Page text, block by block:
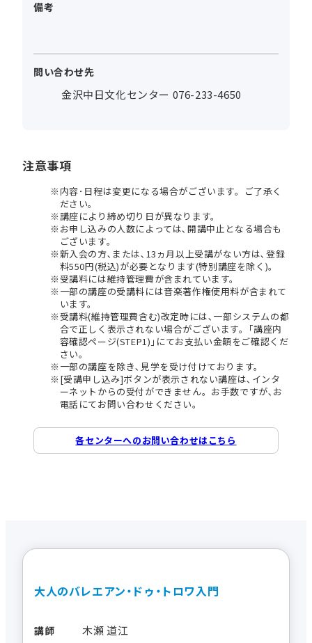
備考
問い合わせ先
金沢中日文化センター 076-233-4650
注意事項
内容･日程は変更になる場合がございます。ご了承く
ださい。
講座により締め切り日が異なります。
お申し込みの人数によっては､開講中止となる場合も
ございます。
新入会の方､または､13ヵ月以上受講がない方は､登録
料550円(税込)が必要となります(特別講座を除く)。
受講料には維持管理費が含まれています。
一部の講座の受講料には音楽著作権使用料が含まれて
います。
受講料(維持管理費含む)改定時には､一部システムの都
合で正しく表示されない場合がございます。｢講座内
容確認ページ(STEP1)｣にてお支払い金額をご確認くだ
さい。
一部の講座を除き､見学を受け付けております。
[受講申し込み]ボタンが表示されない講座は､インタ
ーネットからの受付ができません。お手数ですが､お
電話にてお問い合わせください。
各センターへのお問い合わせはこちら
大人のバレエアン・ドゥ・トロワ入門
講師 木瀬 道江